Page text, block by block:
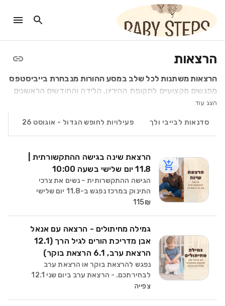
הרצאות
הרצאות משתנות לכל שלב במסע ההורות מנבחרת בייביסטפס
מפגשים מקצועיים לתקופת ההיריון, הלידה והחודשים הראשונים
עם תינוקך. בקטגוריה זו תמצאו אנשי מקצוע מהטובים בתחומם –
טבעיים, יועצות הנקה, רפלקסולוגיה לנשים בהריון בהתמחות
פריון, הדרכות הורים ועוד.
הצג עוד
סדנאות לבייבי ולך פעילויות לחופש הגדול - אוגוסט 26
הרצאת שינה בגישה ההתקשורתית |
11.8 יום שלישי בשעה 10:00
הגישה ההתקשרותית – נשים את צרכי
התינוק במרכז נפגש ב-11.8 יום שלישי
פתאום את השפה שלו ומה
115₪
גמילה מחיתולים - הרצאה עם אנאל
אבן מדריכת הורים לגיל הרך (12.1
הרצאת ערב, 6.1 הרצאת בוקר)
נפגש להרצאת בוקר או הרצאת ערב
לבחירתכם. - הרצאת ערב ביום שני 12.1
צפייה